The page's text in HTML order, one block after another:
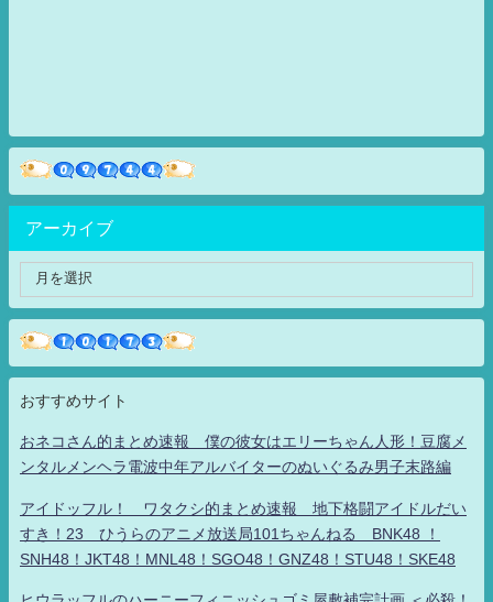
アーカイブ
おすすめサイト
おネコさん的まとめ速報 僕の彼女はエリーちゃん人形！豆腐メ
ンタルメンヘラ電波中年アルバイターのぬいぐるみ男子末路編
アイドッフル！ ワタクシ的まとめ速報 地下格闘アイドルだい
すき！23 ひうらのアニメ放送局101ちゃんねる BNK48 ！
SNH48！JKT48！MNL48！SGO48！GNZ48！STU48！SKE48